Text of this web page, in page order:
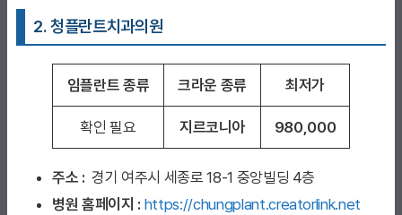
2. 청플란트치과의원
임플란트 종류 크라운 종류 최저가
확인 필요 지르코니아 980,000
주소 : 경기 여주시 세종로 18-1 중앙빌딩 4층
병원 홈페이지 : https://chungplant.creatorlink.net